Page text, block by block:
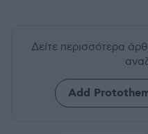
Δείτε περισσότερα
Add